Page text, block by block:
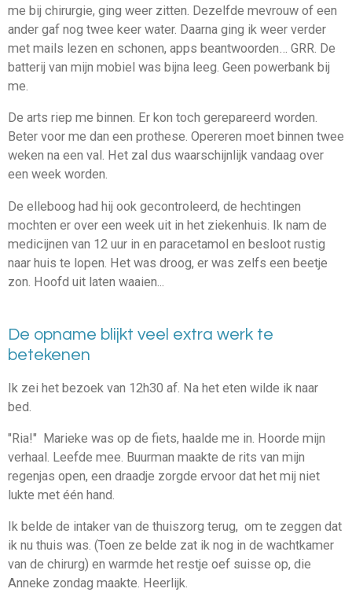
me bij chirurgie, ging weer zitten. Dezelfde mevrouw of een
ander gaf nog twee keer water. Daarna ging ik weer verder
met mails lezen en schonen, apps beantwoorden… GRR. De
batterij van mijn mobiel was bijna leeg. Geen powerbank bij
me.
De arts riep me binnen. Er kon toch gerepareerd worden.
Beter voor me dan een prothese. Opereren moet binnen twee
weken na een val. Het zal dus waarschijnlijk vandaag over
een week worden.
De elleboog had hij ook gecontroleerd, de hechtingen
mochten er over een week uit in het ziekenhuis. Ik nam de
medicijnen van 12 uur in en paracetamol en besloot rustig
naar huis te lopen. Het was droog, er was zelfs een beetje
zon. Hoofd uit laten waaien...
De opname blijkt veel extra werk te
betekenen
Ik zei het bezoek van 12h30 af. Na het eten wilde ik naar
bed.
"Ria!" Marieke was op de fiets, haalde me in. Hoorde mijn
verhaal. Leefde mee. Buurman maakte de rits van mijn
regenjas open, een draadje zorgde ervoor dat het mij niet
lukte met één hand.
Ik belde de intaker van de thuiszorg terug, om te zeggen dat
ik nu thuis was. (Toen ze belde zat ik nog in de wachtkamer
van de chirurg) en warmde het restje oef suisse op, die
Anneke zondag maakte. Heerlijk.